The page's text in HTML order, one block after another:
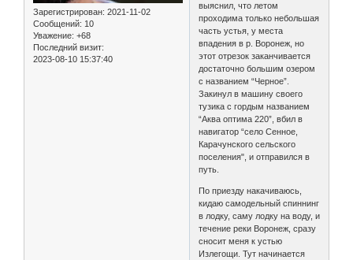
Зарегистрирован: 2021-11-02
Сообщений: 10
Уважение: +68
Последний визит:
2023-08-10 15:37:40
выяснил, что летом
проходима только небольшая
часть устья, у места
впадения в р. Воронеж, но
этот отрезок заканчивается
достаточно большим озером
с названием “Черное”.
Закинул в машину своего
тузика с гордым названием
“Аква оптима 220”, вбил в
навигатор “село Сенное,
Карачунского сельского
поселения", и отправился в
путь.
По приезду накачиваюсь,
кидаю самодельный спиннинг
в лодку, саму лодку на воду, и
течение реки Воронеж, сразу
сносит меня к устью
Излегощи. Тут начинается